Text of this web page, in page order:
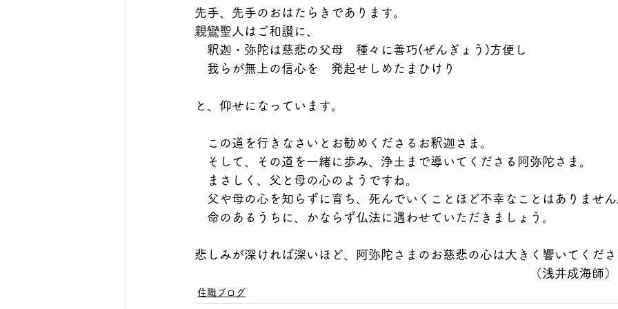
先手、先手のおはたらきであります。
親鸞聖人はご和讃に、
釈迦・弥陀は慈悲の父母　種々に善巧(ぜんぎょう)方便し
我らが無上の信心を　発起せしめたまひけり
と、仰せになっています。
この道を行きなさいとお勧めくださるお釈迦さま。
そして、その道を一緒に歩み、浄土まで導いてくださる阿弥陀さま。
まさしく、父と母の心のようですね。
父や母の心を知らずに育ち、死んでいくことほど不幸なことはありません
命のあるうちに、かならず仏法に遇わせていただきましょう。
悲しみが深ければ深いほど、阿弥陀さまのお慈悲の心は大きく響いてくださ
（浅井成海師
住職ブログ